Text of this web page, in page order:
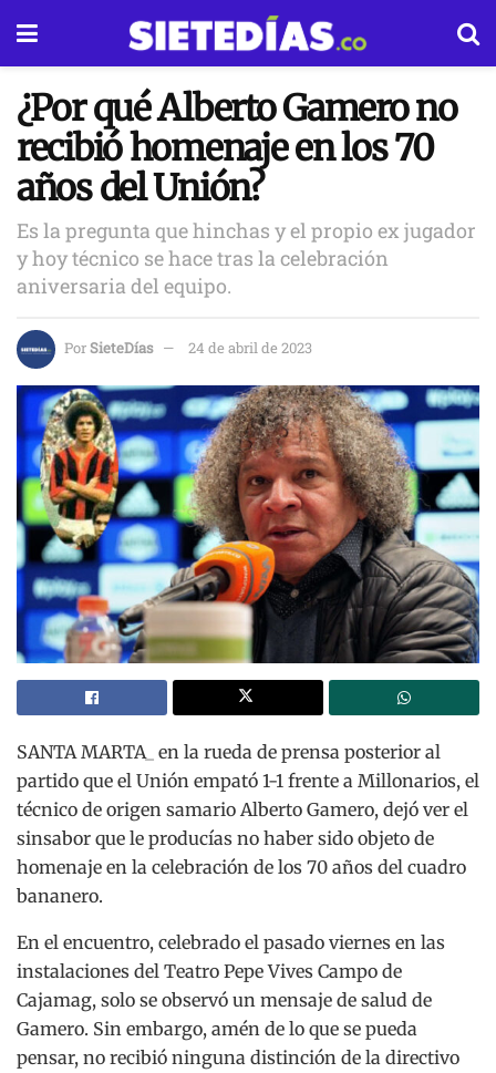
¿Por qué Alberto Gamero no
recibió homenaje en los 70
años del Unión?
Es la pregunta que hinchas y el propio ex jugador
y hoy técnico se hace tras la celebración
aniversaria del equipo.
PorSieteDías 24 de abril de 2023
SANTA MARTA_ en la rueda de prensa posterior al
partido que el Unión empató 1-1 frente a Millonarios, el
técnico de origen samario Alberto Gamero, dejó ver el
sinsabor que le producías no haber sido objeto de
homenaje en la celebración de los 70 años del cuadro
bananero.
En el encuentro, celebrado el pasado viernes en las
instalaciones del Teatro Pepe Vives Campo de
Cajamag, solo se observó un mensaje de salud de
Gamero. Sin embargo, amén de lo que se pueda
pensar, no recibió ninguna distinción de la directivo